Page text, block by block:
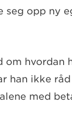
seg opp ny
hvordan
han ikke
med